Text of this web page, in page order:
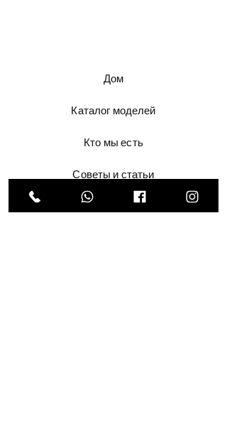
Дом
Каталог моделей
Кто мы есть
Советы и статьи
Рекомендации и отзывы